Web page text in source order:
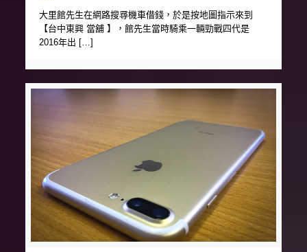
大里館先生在網路搜尋機車借錢，於是按地圖指示來到
【台中東興 當舖 】，館先生當時騎乘一輛勁戰四代是
2016年出 […]